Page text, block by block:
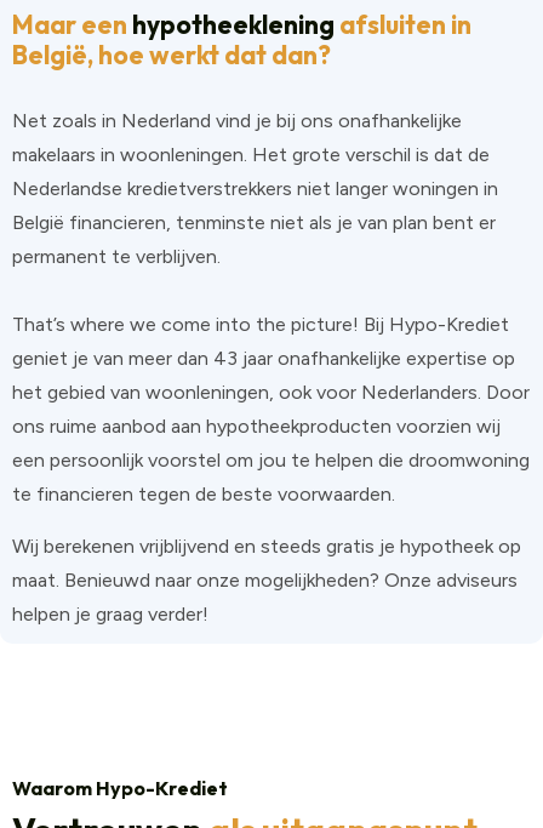
Maar een hypotheeklening afsluiten in
België, hoe werkt dat dan?
Net zoals in Nederland vind je bij ons onafhankelijke
makelaars in woonleningen. Het grote verschil is dat de
Nederlandse kredietverstrekkers niet langer woningen in
België financieren, tenminste niet als je van plan bent er
permanent te verblijven.
That’s where we come into the picture! Bij Hypo-Krediet
geniet je van meer dan 43 jaar onafhankelijke expertise op
het gebied van woonleningen, ook voor Nederlanders. Door
ons ruime aanbod aan hypotheekproducten voorzien wij
een persoonlijk voorstel om jou te helpen die droomwoning
te financieren tegen de beste voorwaarden.
Wij berekenen vrijblijvend en steeds gratis je hypotheek op
maat. Benieuwd naar onze mogelijkheden? Onze adviseurs
helpen je graag verder!
Waarom Hypo-Krediet